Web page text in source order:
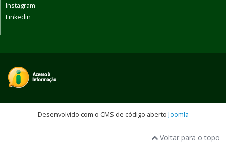
Instagram
Linkedin
Desenvolvido com o CMS de código aberto Joomla
Voltar para o topo